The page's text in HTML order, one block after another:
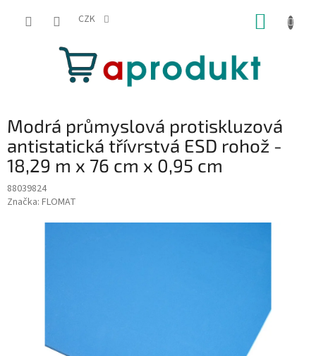
CZK
Modrá průmyslová protiskluzová
antistatická třívrstvá ESD rohož -
18,29 m x 76 cm x 0,95 cm
88039824
Značka: FLOMAT